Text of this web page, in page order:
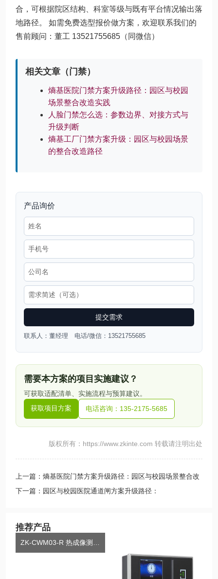
合，可根据院区结构、科室等级与既有平台情况输出落
地路径。 如需免费选型报价做方案，欢迎联系我们的
售前顾问：董工 13521755685（同微信）
相关文章（门禁）
熵基医院门禁方案升级路径：园区与校园
场景整合改造实践
人脸门禁怎么选：参数边界、对接方式与
升级判断
熵基工厂门禁方案升级：园区与校园场景
的整合改造路径
产品询价
提交需求
联系人：董经理 电话/微信：13521755685
需要本方案的项目实施建议？
可获取适配清单、实施流程与预算建议。
获取项目方案
电话咨询：135-2175-5685
版权所有：https://www.zkinte.com 转载请注明出处
上一篇：熵基医院门禁方案升级路径：园区与校园场景整合改
造实践
下一篇：园区与校园医院通道闸方案升级路径：
推荐产品